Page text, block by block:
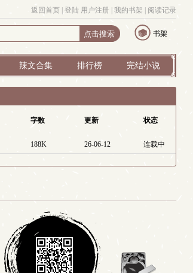
返回首页 登陆 用户注册 我的书架 阅读记录
书架
辣文合集 排行榜 完结小说
字数 更新 状态
188K 26-06-12 连载中